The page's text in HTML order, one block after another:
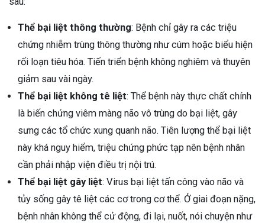
Thể bại liệt thông thường: Bệnh chỉ gây ra các triệu
chứng nhiễm trùng thông thường như cúm hoặc biểu hiện
rối loạn tiêu hóa. Tiến triển bệnh không nghiêm và thuyên
giảm sau vài ngày.
Thể bại liệt không tê liệt: Thể bệnh này thực chất chính
là biến chứng viêm màng não vô trùng do bại liệt, gây
sưng các tổ chức xung quanh não. Tiên lượng thể bại liệt
này khá nguy hiểm, triệu chứng phức tạp nên bệnh nhân
cần phải nhập viện điều trị nội trú.
Thể bại liệt gây liệt: Virus bại liệt tấn công vào não và
tủy sống gây tê liệt các cơ trong cơ thể. Ở giai đoạn nặng,
bệnh nhân không thể cử động, đi lại, nuốt, nói chuyện như